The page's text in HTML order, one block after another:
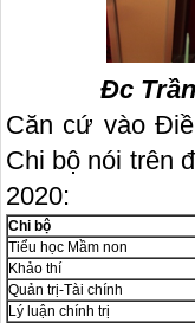
Đc
Căn cứ vào
Chi bộ nói trên
2020:
Chi bộ
Tiểu học Mầm non
Khảo thí
Quản trị-Tài chính
Lý luận chính trị